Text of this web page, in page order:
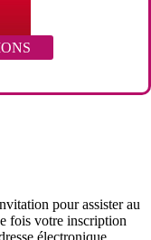
pour assister au
fois votre inscription